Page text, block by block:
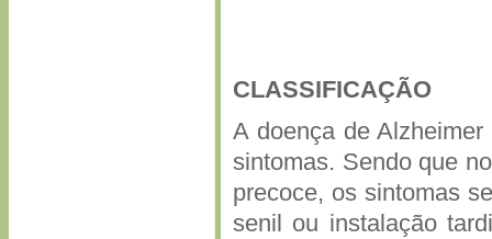
CLASSIFICAÇÃO
A doença de
sintomas. Sendo que
precoce, os sintomas
senil ou instalação